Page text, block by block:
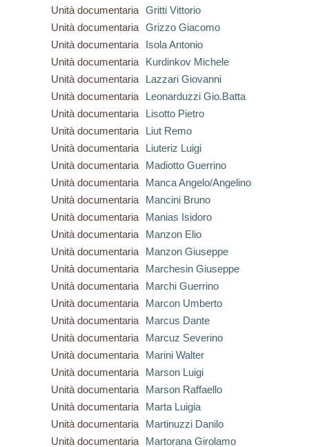
Unità documentaria
Gritti Vittorio
Unità documentaria
Grizzo Giacomo
Unità documentaria
Isola Antonio
Unità documentaria
Kurdinkov Michele
Unità documentaria
Lazzari Giovanni
Unità documentaria
Leonarduzzi Gio.Batta
Unità documentaria
Lisotto Pietro
Unità documentaria
Liut Remo
Unità documentaria
Liuteriz Luigi
Unità documentaria
Madiotto Guerrino
Unità documentaria
Manca Angelo/Angelino
Unità documentaria
Mancini Bruno
Unità documentaria
Manias Isidoro
Unità documentaria
Manzon Elio
Unità documentaria
Manzon Giuseppe
Unità documentaria
Marchesin Giuseppe
Unità documentaria
Marchi Guerrino
Unità documentaria
Marcon Umberto
Unità documentaria
Marcus Dante
Unità documentaria
Marcuz Severino
Unità documentaria
Marini Walter
Unità documentaria
Marson Luigi
Unità documentaria
Marson Raffaello
Unità documentaria
Marta Luigia
Unità documentaria
Martinuzzi Danilo
Unità documentaria
Martorana Girolamo